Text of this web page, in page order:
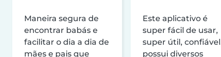
Maneira segura de
encontrar babás e
facilitar o dia a dia de
mães e pais que
Este aplicativo é
super fácil de usar,
super útil,
possui diversos